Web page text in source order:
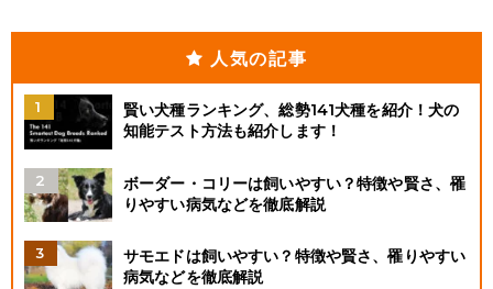
人気の記事
賢い犬種ランキング、総勢141犬種を紹介！犬の
知能テスト方法も紹介します！
ボーダー・コリーは飼いやすい？特徴や賢さ、罹
りやすい病気などを徹底解説
サモエドは飼いやすい？特徴や賢さ、罹りやすい
病気などを徹底解説